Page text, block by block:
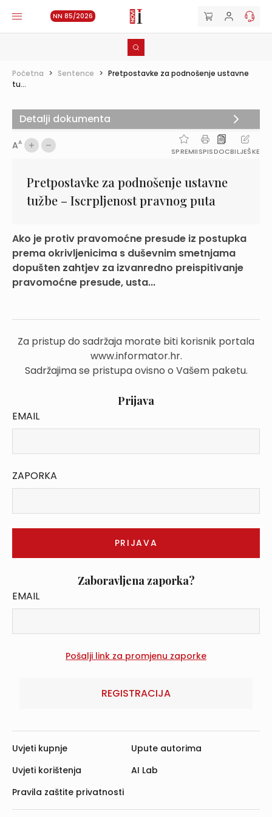
NN 85/2026
Početna > Sentence > Pretpostavke za podnošenje ustavne
tu...
AA
SPREMIISPISDOCBILJEŠKE
Pretpostavke za podnošenje ustavne
tužbe – Iscrpljenost pravnog puta
Ako je protiv pravomoćne presude iz postupka
prema okrivljenicima s duševnim smetnjama
dopušten zahtjev za izvanredno preispitivanje
pravomoćne presude, usta...
Za pristup do sadržaja morate biti korisnik portala
www.informator.hr.
Sadržajima se pristupa ovisno o Vašem paketu.
Prijava
EMAIL
ZAPORKA
Zaboravljena zaporka?
EMAIL
REGISTRACIJA
Detalji dokumenta
Uvjeti kupnje
Uvjeti korištenja
Pravila zaštite privatnosti
Upute autorima
AI Lab